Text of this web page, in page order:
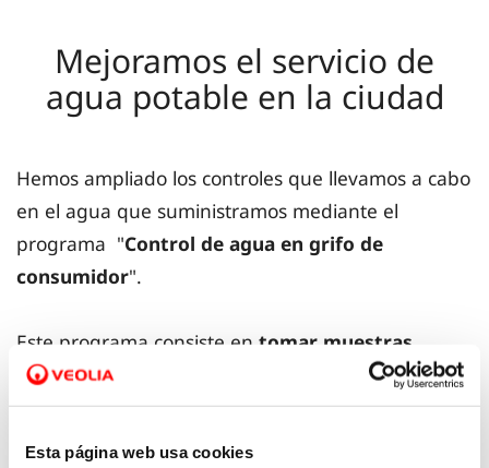
Esta página web usa cookies
Mejoramos el servicio de
agua potable en la ciudad
Hemos ampliado los controles que llevamos a cabo
en el agua que suministramos mediante el
programa "Control de agua en grifo de
consumidor".
Este programa consiste en tomar muestras
dobles, es decir, tomar una primera muestra del
agua de la red antes de la entrada a las
instalaciones particulares y otra muestra